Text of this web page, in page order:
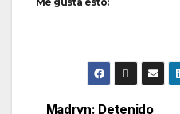
Madryn: Detenido